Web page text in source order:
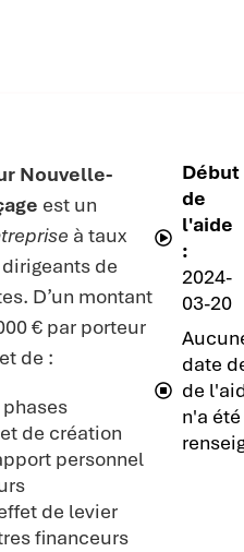
Nouvelle-
est un
à taux
de
D’un montant
€ par porteur
de :
de création
personnel
de levier
financeurs
Début
de
l'aide
:
2024-
03-20
date
de
n'a été